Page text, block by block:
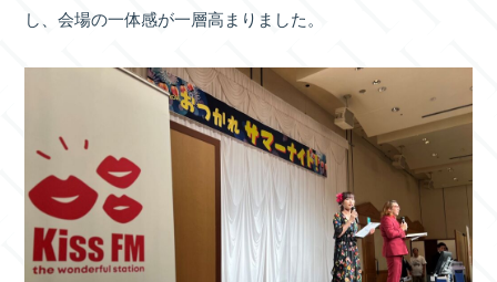
し、会場の一体感が一層高まりました。